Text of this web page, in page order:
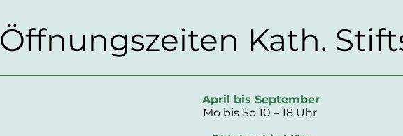
Öffnungszeiten Kath.
April bis September
Mo bis So 10 – 18 Uhr